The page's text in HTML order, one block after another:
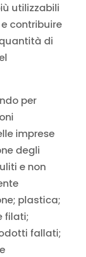
utilizzabili
contribuire
di
per
imprese
degli
e non
plastica;
filati;
fallati;